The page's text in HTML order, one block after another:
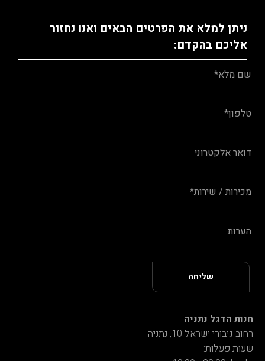
ניתן למלא את הפרטים הבאים ואנו נחזור
אליכם בהקדם:
חנות הדגל נתניה
רחוב גיבורי ישראל 10, נתניה
שעות פעלות: